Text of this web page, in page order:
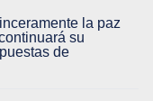
la paz
su
de